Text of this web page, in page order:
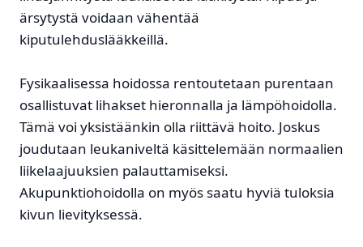
ärsytystä voidaan vähentää
kiputulehduslääkkeillä.
Fysikaalisessa hoidossa rentoutetaan purentaan
osallistuvat lihakset hieronnalla ja lämpöhoidolla.
Tämä voi yksistäänkin olla riittävä hoito. Joskus
joudutaan leukaniveltä käsittelemään normaalien
liikelaajuuksien palauttamiseksi.
Akupunktiohoidolla on myös saatu hyviä tuloksia
kivun lievityksessä.